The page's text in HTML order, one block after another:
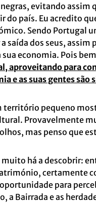
evitando assim
do país. Eu acredito
Sendo Portugal
dos seus, assim
economia. Pois
aproveitando para
e as suas gentes
território pequeno
Provavelmente
mas penso que
há a descobrir:
certamente
para
a Bairrada e as